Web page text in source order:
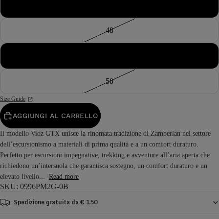
48
50
Size Guide
AGGIUNGI AL CARRELLO
Il modello Vioz GTX unisce la rinomata tradizione di Zamberlan nel settore
dell’escursionismo a materiali di prima qualità e a un comfort duraturo.
Perfetto per escursioni impegnative, trekking e avventure all’aria aperta che
richiedono un’intersuola che garantisca sostegno, un comfort duraturo e un
elevato livello... Read more
SKU: 0996PM2G-0B
Spedizione gratuita da € 150